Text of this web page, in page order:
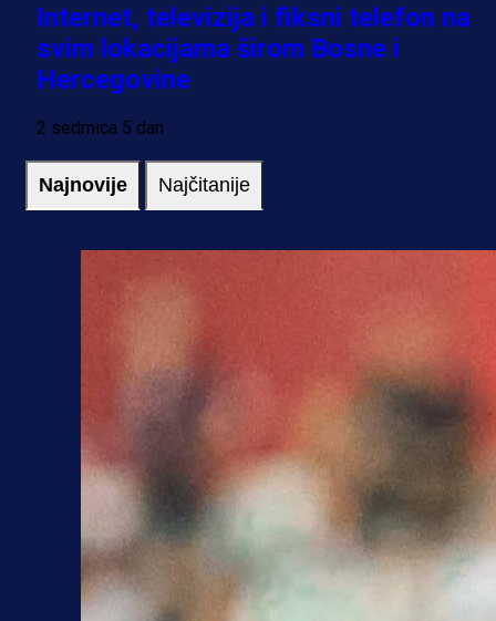
Internet, televizija i fiksni telefon na
svim lokacijama širom Bosne i
Hercegovine
2 sedmica 5 dan
Najnovije Najčitanije